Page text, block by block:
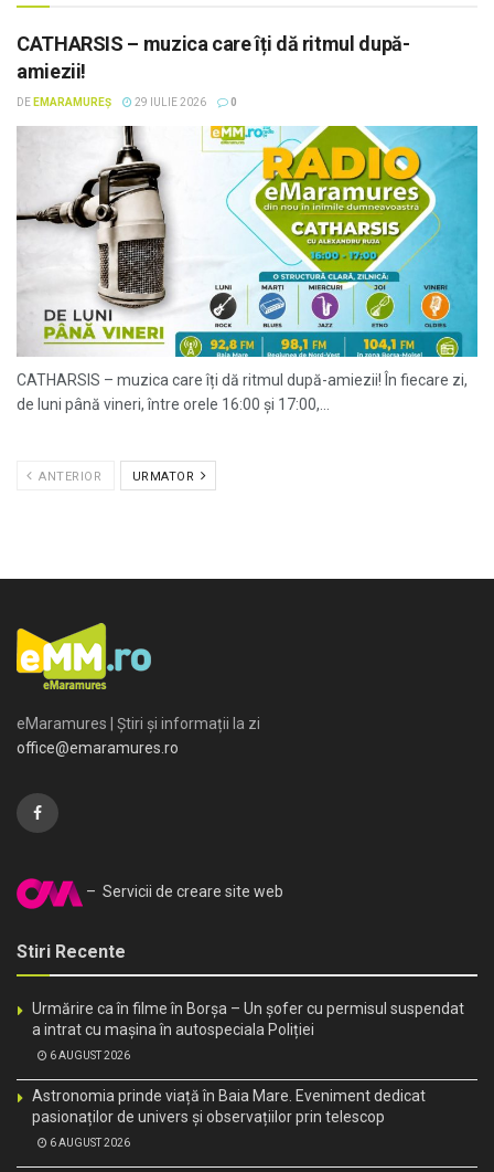
CATHARSIS – muzica care îți dă ritmul după-
amiezii!
DE EMARAMUREȘ 29 IULIE 2026 0
CATHARSIS – muzica care îți dă ritmul după-amiezii! În fiecare zi,
de luni până vineri, între orele 16:00 și 17:00,...
ANTERIOR URMATOR
eMaramures | Știri și informații la zi
office@emaramures.ro
– Servicii de creare site web
Stiri Recente
Urmărire ca în filme în Borșa – Un șofer cu permisul suspendat
a intrat cu mașina în autospeciala Poliției
6 AUGUST 2026
Astronomia prinde viață în Baia Mare. Eveniment dedicat
pasionaților de univers și observațiilor prin telescop
6 AUGUST 2026